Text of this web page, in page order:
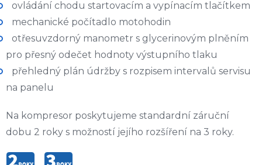
ovládání chodu startovacím a vypínacím tlačítkem
mechanické počítadlo motohodin
otřesuvzdorný manometr s glycerinovým plněním
pro přesný odečet hodnoty výstupního tlaku
přehledný plán údržby s rozpisem intervalů servisu
na panelu
Na kompresor poskytujeme standardní záruční
dobu 2 roky s možností jejího rozšíření na 3 roky.